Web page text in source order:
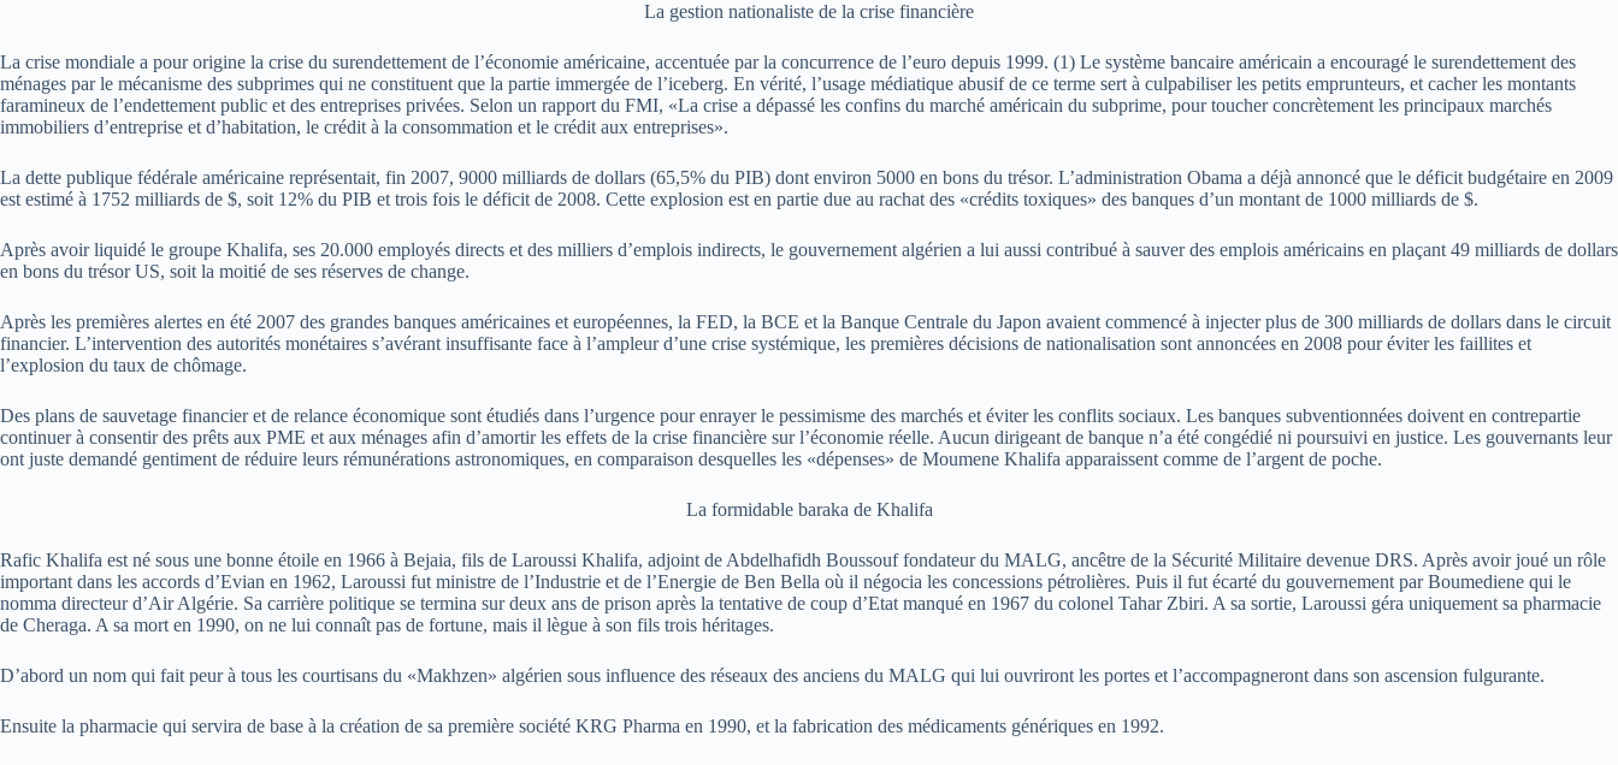
La gestion nationaliste de la crise financière
La crise mondiale a pour origine la crise du surendettement de l’économie américaine, accentuée par la concurrence de l’euro depuis 1999. (1) Le système bancaire américain a encouragé le surendettement des
ménages par le mécanisme des subprimes qui ne constituent que la partie immergée de l’iceberg. En vérité, l’usage médiatique abusif de ce terme sert à culpabiliser les petits emprunteurs, et cacher les montants
faramineux de l’endettement public et des entreprises privées. Selon un rapport du FMI, «La crise a dépassé les confins du marché américain du subprime, pour toucher concrètement les principaux marchés
immobiliers d’entreprise et d’habitation, le crédit à la consommation et le crédit aux entreprises».
La dette publique fédérale américaine représentait, fin 2007, 9000 milliards de dollars (65,5% du PIB) dont environ 5000 en bons du trésor. L’administration Obama a déjà annoncé que le déficit budgétaire en 2009
est estimé à 1752 milliards de $, soit 12% du PIB et trois fois le déficit de 2008. Cette explosion est en partie due au rachat des «crédits toxiques» des banques d’un montant de 1000 milliards de $.
Après avoir liquidé le groupe Khalifa, ses 20.000 employés directs et des milliers d’emplois indirects, le gouvernement algérien a lui aussi contribué à sauver des emplois américains en plaçant 49 milliards de dollars
en bons du trésor US, soit la moitié de ses réserves de change.
Après les premières alertes en été 2007 des grandes banques américaines et européennes, la FED, la BCE et la Banque Centrale du Japon avaient commencé à injecter plus de 300 milliards de dollars dans le circuit
financier. L’intervention des autorités monétaires s’avérant insuffisante face à l’ampleur d’une crise systémique, les premières décisions de nationalisation sont annoncées en 2008 pour éviter les faillites et
l’explosion du taux de chômage.
Des plans de sauvetage financier et de relance économique sont étudiés dans l’urgence pour enrayer le pessimisme des marchés et éviter les conflits sociaux. Les banques subventionnées doivent en contrepartie
continuer à consentir des prêts aux PME et aux ménages afin d’amortir les effets de la crise financière sur l’économie réelle. Aucun dirigeant de banque n’a été congédié ni poursuivi en justice. Les gouvernants leur
ont juste demandé gentiment de réduire leurs rémunérations astronomiques, en comparaison desquelles les «dépenses» de Moumene Khalifa apparaissent comme de l’argent de poche.
La formidable baraka de Khalifa
Rafic Khalifa est né sous une bonne étoile en 1966 à Bejaia, fils de Laroussi Khalifa, adjoint de Abdelhafidh Boussouf fondateur du MALG, ancêtre de la Sécurité Militaire devenue DRS. Après avoir joué un rôle
important dans les accords d’Evian en 1962, Laroussi fut ministre de l’Industrie et de l’Energie de Ben Bella où il négocia les concessions pétrolières. Puis il fut écarté du gouvernement par Boumediene qui le
nomma directeur d’Air Algérie. Sa carrière politique se termina sur deux ans de prison après la tentative de coup d’Etat manqué en 1967 du colonel Tahar Zbiri. A sa sortie, Laroussi géra uniquement sa pharmacie
de Cheraga. A sa mort en 1990, on ne lui connaît pas de fortune, mais il lègue à son fils trois héritages.
D’abord un nom qui fait peur à tous les courtisans du «Makhzen» algérien sous influence des réseaux des anciens du MALG qui lui ouvriront les portes et l’accompagneront dans son ascension fulgurante.
Ensuite la pharmacie qui servira de base à la création de sa première société KRG Pharma en 1990, et la fabrication des médicaments génériques en 1992.